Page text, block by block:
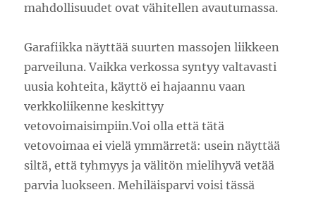
mahdollisuudet ovat vähitellen avautumassa.
Garafiikka näyttää suurten massojen liikkeen
parveiluna. Vaikka verkossa syntyy valtavasti
uusia kohteita, käyttö ei hajaannu vaan
verkkoliikenne keskittyy
vetovoimaisimpiin.Voi olla että tätä
vetovoimaa ei vielä ymmärretä: usein näyttää
siltä, että tyhmyys ja välitön mielihyvä vetää
parvia luokseen. Mehiläisparvi voisi tässä